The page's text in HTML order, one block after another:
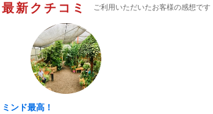
最新クチコミ ご利用いただいたお客様の感想です
ミンド最高！